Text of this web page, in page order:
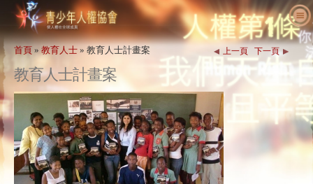
關於我們
什麼是青少年人權協會（YHR）？
我們的目的
國際青少年人權協會歷史
主管職員
諮詢委員會
YHRI合作夥伴
什麼是人權
人權定義
人權的背景
《世界人權宣言》
教育人士
教育套組細節
教育人士應用成果
人權課程
採取行動
一同參與
請願
會員與捐款
為人權發聲
人權活動
人權機構
新消息
訂購
首頁 » 教育人士 » 教育人士計畫案 上一頁 下一頁
教育人士計畫案